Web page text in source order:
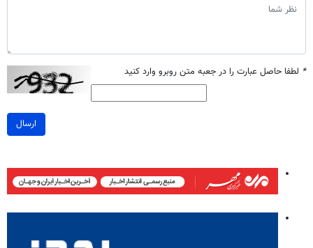
* لطفا حاصل عبارت را در جعبه متن روبرو وارد کنید
ارسال